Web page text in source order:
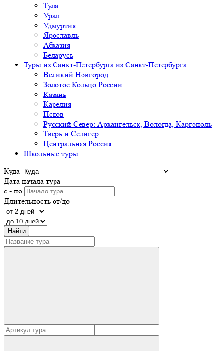
Тула
Урал
Удмуртия
Ярославль
Абхазия
Беларусь
Туры из Санкт-Петербурга из Санкт-Петербурга
Великий Новгород
Золотое Кольцо России
Казань
Карелия
Псков
Русский Север: Архангельск, Вологда, Каргополь
Тверь и Селигер
Центральная Россия
Школьные туры
Куда
Дата начала тура
с - по
Длительность от/до